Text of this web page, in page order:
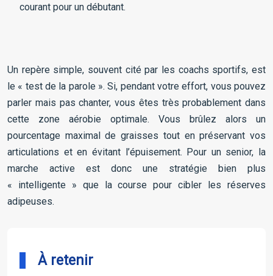
courant pour un débutant.
Un repère simple, souvent cité par les coachs sportifs, est
le « test de la parole ». Si, pendant votre effort, vous pouvez
parler mais pas chanter, vous êtes très probablement dans
cette zone aérobie optimale. Vous brûlez alors un
pourcentage maximal de graisses tout en préservant vos
articulations et en évitant l’épuisement. Pour un senior, la
marche active est donc une stratégie bien plus
« intelligente » que la course pour cibler les réserves
adipeuses.
À retenir